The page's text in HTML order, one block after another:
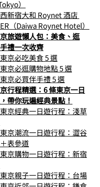
）
西新宿大和 Roynet 酒店
（Daiwa Roynet Hotel）
旅遊懶人包：美食、逛
禮一次收齊
東京必吃美食 5 選
東京必逛購物地點 5 選
東京必買伴手禮 5 選
行程精選：6 條東京一日
帶你玩遍經典景點！
東京經典一日遊行程：淺草
東京潮流一日遊行程：澀谷
表參道
東京購物一日遊行程：新宿
東京親子一日遊行程：台場